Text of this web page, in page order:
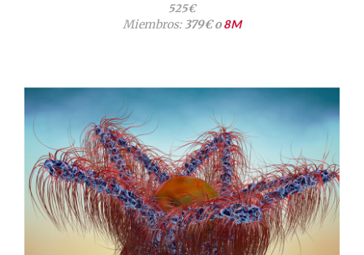
525€
Miembros:379€ o8M